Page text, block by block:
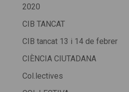
2020
CIB TANCAT
CIB tancat 13 i 14 de febrer
CIÈNCIA CIUTADANA
Col.lectives